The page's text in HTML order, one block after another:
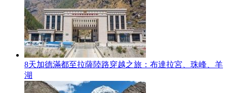
8天加德滿都至拉薩陸路穿越之旅：布達拉宮、珠峰、羊
湖